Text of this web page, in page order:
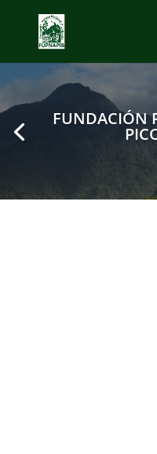
FUNDACIÓN